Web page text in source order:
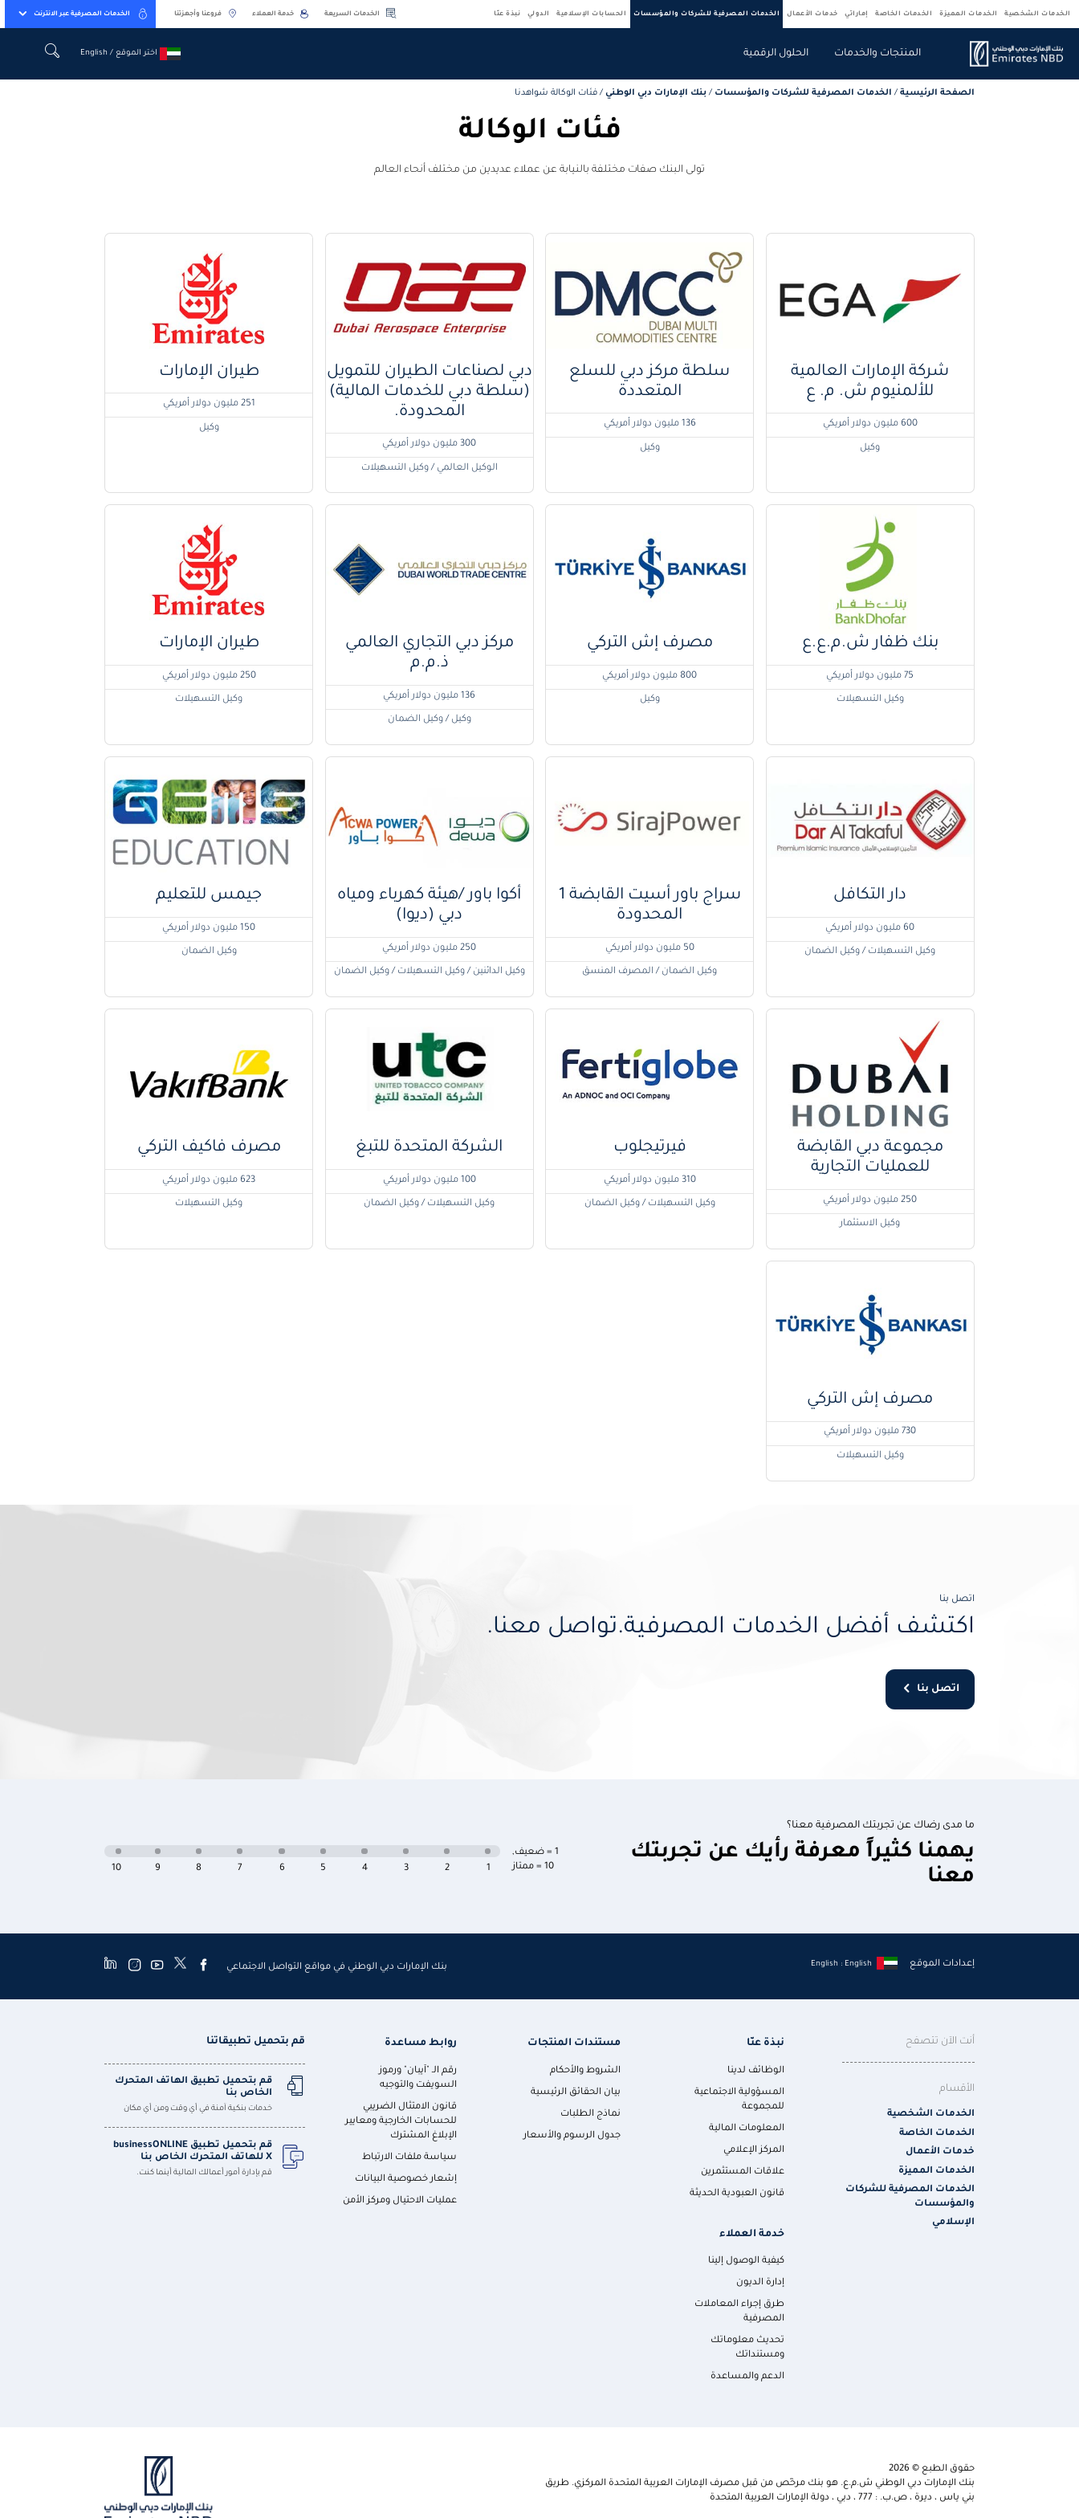
الخدمات الشخصية الخدمات المميزة الخدمات الخاصة إماراتي خدمات الأعمال الخدمات المصرفية للشركات والمؤسسات الحسابات الإسلامية الدولي نبذة عنّا الخدمات السريعة خدمة العملاء فروعنا وأجهزتنا الخدمات المصرفية عبر الانترنت
المنتجات والخدمات الحلول الرقمية
اختر الموقع / English
اختر الموقع / English
الصفحة الرئيسية / الخدمات المصرفية للشركات والمؤسسات / بنك الإمارات دبي الوطني /فئات الوكالة شواهدنا
فئات الوكالة
تولى البنك صفات مختلفة بالنيابة عن عملاء عديدين من مختلف أنحاء العالم
شركة الإمارات العالمية
للألمنيوم ش. م. ع
600 مليون دولار أمريكي
وكيل
سلطة مركز دبي للسلع
المتعددة
136 مليون دولار أمريكي
وكيل
دبي لصناعات الطيران للتمويل
(سلطة دبي للخدمات المالية)
المحدودة.
300 مليون دولار أمريكي
الوكيل العالمي / وكيل التسهيلات
طيران الإمارات
251 مليون دولار أمريكي
وكيل
بنك ظفار ش.م.ع.ع
75 مليون دولار أمريكي
وكيل التسهيلات
مصرف إش التركي
800 مليون دولار أمريكي
وكيل
مركز دبي التجاري العالمي
ذ.م.م
136 مليون دولار أمريكي
وكيل / وكيل الضمان
طيران الإمارات
250 مليون دولار أمريكي
وكيل التسهيلات
دار التكافل
60 مليون دولار أمريكي
وكيل التسهيلات / وكيل الضمان
سراج باور أسيت القابضة 1
المحدودة
50 مليون دولار أمريكي
وكيل الضمان / المصرف المنسق
أكوا باور /هيئة كهرباء ومياه
دبي (ديوا)
250 مليون دولار أمريكي
وكيل الدائنين / وكيل التسهيلات / وكيل الضمان
جيمس للتعليم
150 مليون دولار أمريكي
وكيل الضمان
مجموعة دبي القابضة
للعمليات التجارية
250 مليون دولار أمريكي
وكيل الاستثمار
فيرتيجلوب
310 مليون دولار أمريكي
وكيل التسهيلات / وكيل الضمان
الشركة المتحدة للتبغ
100 مليون دولار أمريكي
وكيل التسهيلات / وكيل الضمان
مصرف فاكيف التركي
623 مليون دولار أمريكي
وكيل التسهيلات
مصرف إش التركي
730 مليون دولار أمريكي
وكيل التسهيلات
اتصل بنا
اكتشف أفضل الخدمات المصرفية.تواصل معنا.
اتصل بنا
ما مدى رضاك عن تجربتك المصرفية معنا؟
يهمنا كثيراً معرفة رأيك عن تجربتك
معنا
1 = ضعيف
,
10 = ممتاز
10 9 8 7 6 5 4 3 2 1
إعدادات الموقع English : English بنك الإمارات دبي الوطني في مواقع التواصل الاجتماعي
أنت الآن تتصفح
الأقسام
الخدمات الشخصية
الخدمات الخاصة
خدمات الأعمال
الخدمات المميزة
الخدمات المصرفية للشركات
والمؤسسات
الإسلامي
نبذة عنّا
الوظائف لدينا
المسؤولية الاجتماعية
للمجموعة
المعلومات المالية
المركز الإعلامي
علاقات المستثمرين
قانون العبودية الحديثة
مستندات المنتجات
الشروط والأحكام
بيان الحقائق الرئيسية
نماذج الطلبات
جدول الرسوم والأسعار
روابط مساعدة
رقم الـ "آيبان" ورموز
السويفت والتوجيه
قانون الامتثال الضريبي
للحسابات الخارجية ومعايير
الإبلاغ المشترك
سياسة ملفات الارتباط
إشعار خصوصية البيانات
عمليات الاحتيال ومركز الأمن
خدمة العملاء
كيفية الوصول إلينا
إدارة الديون
طرق إجراء المعاملات
المصرفية
تحديث معلوماتك
ومستنداتك
الدعم والمساعدة
قم بتحميل تطبيقاتنا
قم بتحميل تطبيق الهاتف المتحرك
الخاص بنا
خدمات بنكية آمنة في أي وقت ومن أي مكان
قم بتحميل تطبيق businessONLINE
X للهاتف المتحرك الخاص بنا
قم بإدارة أمور أعمالك المالية أينما كنت.
حقوق الطبع © 2026
بنك الإمارات دبي الوطني ش.م.ع. هو بنك مرخّص من قبل مصرف الإمارات العربية المتحدة المركزي. طريق
بني ياس ، ديرة ، ص.ب. : 777 ، دبي ، دولة الإمارات العربية المتحدة